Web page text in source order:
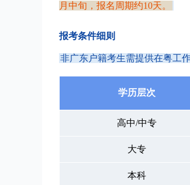
月中旬，报名周期约10天。
报考条件细则
非广东户籍考生需提供在粤工
学历层次
高中/中专
大专
本科